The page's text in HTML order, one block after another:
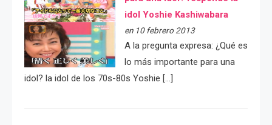
idol Yoshie Kashiwabara
en 10 febrero 2013
A la pregunta expresa: ¿Qué es
lo más importante para una
idol? la idol de los 70s-80s Yoshie […]